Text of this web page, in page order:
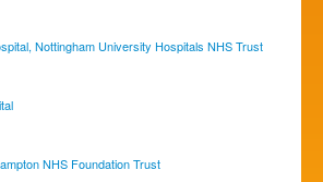
Nottingham University Hospitals NHS Trust
NHS Foundation Trust